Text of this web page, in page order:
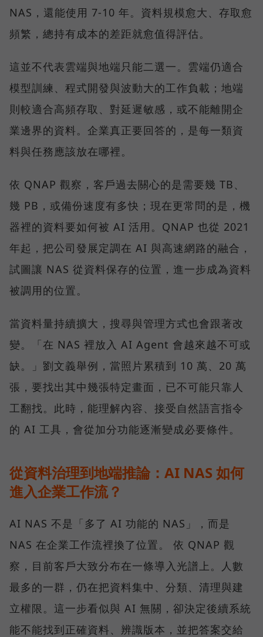
NAS，還能使用 7-10 年。資料規模愈大、存取愈
頻繁，總持有成本的差距就愈值得評估。
這並不代表雲端與地端只能二選一。雲端仍適合
模型訓練、程式開發與波動大的工作負載；地端
則較適合高頻存取、對延遲敏感，或不能離開企
業邊界的資料。企業真正要回答的，是每一類資
料與任務應該放在哪裡。
依 QNAP 觀察，客戶過去關心的是需要幾 TB、
幾 PB，或備份速度有多快；現在更常問的是，機
器裡的資料要如何被 AI 活用。QNAP 也從 2021
年起，把公司發展定調在 AI 與高速網路的融合，
試圖讓 NAS 從資料保存的位置，進一步成為資料
被調用的位置。
當資料量持續擴大，搜尋與管理方式也會跟著改
變。「在 NAS 裡放入 AI Agent 會越來越不可或
缺。」劉文義舉例，當照片累積到 10 萬、20 萬
張，要找出其中幾張特定畫面，已不可能只靠人
工翻找。此時，能理解內容、接受自然語言指令
的 AI 工具，會從加分功能逐漸變成必要條件。
從資料治理到地端推論：AI NAS 如何
進入企業工作流？
AI NAS 不是「多了 AI 功能的 NAS」，而是
NAS 在企業工作流裡換了位置。 依 QNAP 觀
察，目前客戶大致分布在一條導入光譜上。人數
最多的一群，仍在把資料集中、分類、清理與建
立權限。這一步看似與 AI 無關，卻決定後續系統
能不能找到正確資料、辨識版本，並把答案交給